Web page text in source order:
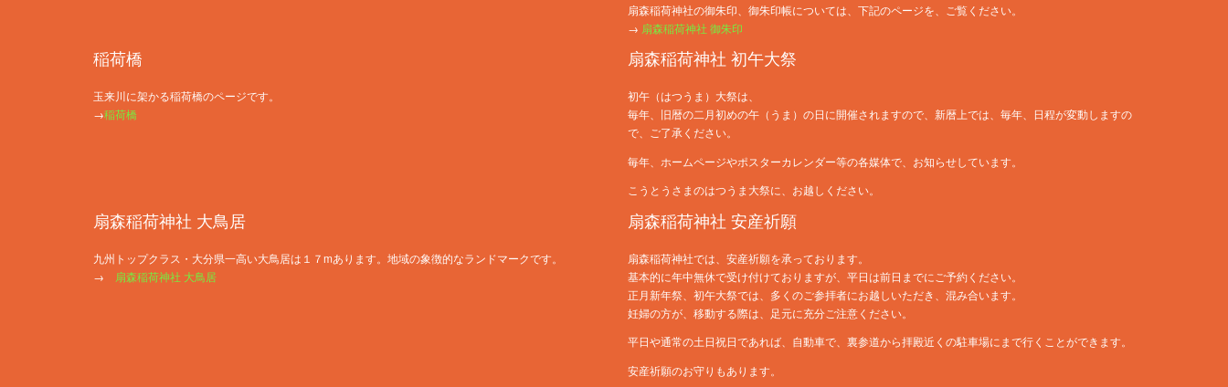
扇森稲荷神社の御朱印、御朱印帳については、下記のページを、ご覧ください。
→ 扇森稲荷神社 御朱印
稲荷橋
玉来川に架かる稲荷橋のページです。
→稲荷橋
扇森稲荷神社 初午大祭
初午（はつうま）大祭は、
毎年、旧暦の二月初めの午（うま）の日に開催されますので、新暦上では、毎年、日程が変動しますの
で、ご了承ください。
毎年、ホームページやポスターカレンダー等の各媒体で、お知らせしています。
こうとうさまのはつうま大祭に、お越しください。
扇森稲荷神社 大鳥居
九州トップクラス・大分県一高い大鳥居は１７mあります。地域の象徴的なランドマークです。
→
扇森稲荷神社 大鳥居
扇森稲荷神社 安産祈願
扇森稲荷神社では、安産祈願を承っております。
基本的に年中無休で受け付けておりますが、平日は前日までにご予約ください。
正月新年祭、初午大祭では、多くのご参拝者にお越しいただき、混み合います。
妊婦の方が、移動する際は、足元に充分ご注意ください。
平日や通常の土日祝日であれば、自動車で、裏参道から拝殿近くの駐車場にまで行くことができます。
安産祈願のお守りもあります。